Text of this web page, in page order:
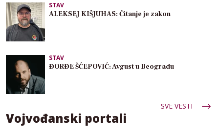
STAV
ALEKSEJ KIŠJUHAS: Čitanje je zakon
STAV
ĐORĐE ŠĆEPOVIĆ: Avgust u Beogradu
SVE VESTI
Vojvođanski portali